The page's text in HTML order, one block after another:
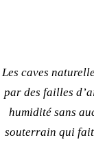
Les caves
par des failles
humidité sans
souterrain qui